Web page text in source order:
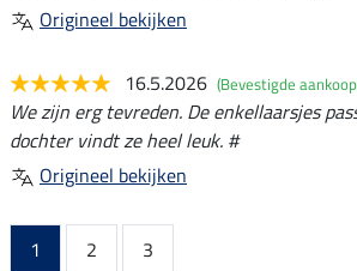
Origineel bekijken
16.5.2026 (Bevestigde
We zijn erg tevreden. De enkellaarsjes
dochter vindt ze heel leuk. #
Origineel bekijken
1 2
3